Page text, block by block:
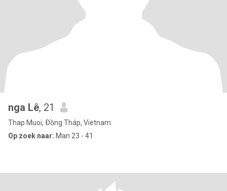
nga Lê, 21
Thap Muoi, Ðồng Tháp, Vietnam
Op zoek naar: Man 23 - 41